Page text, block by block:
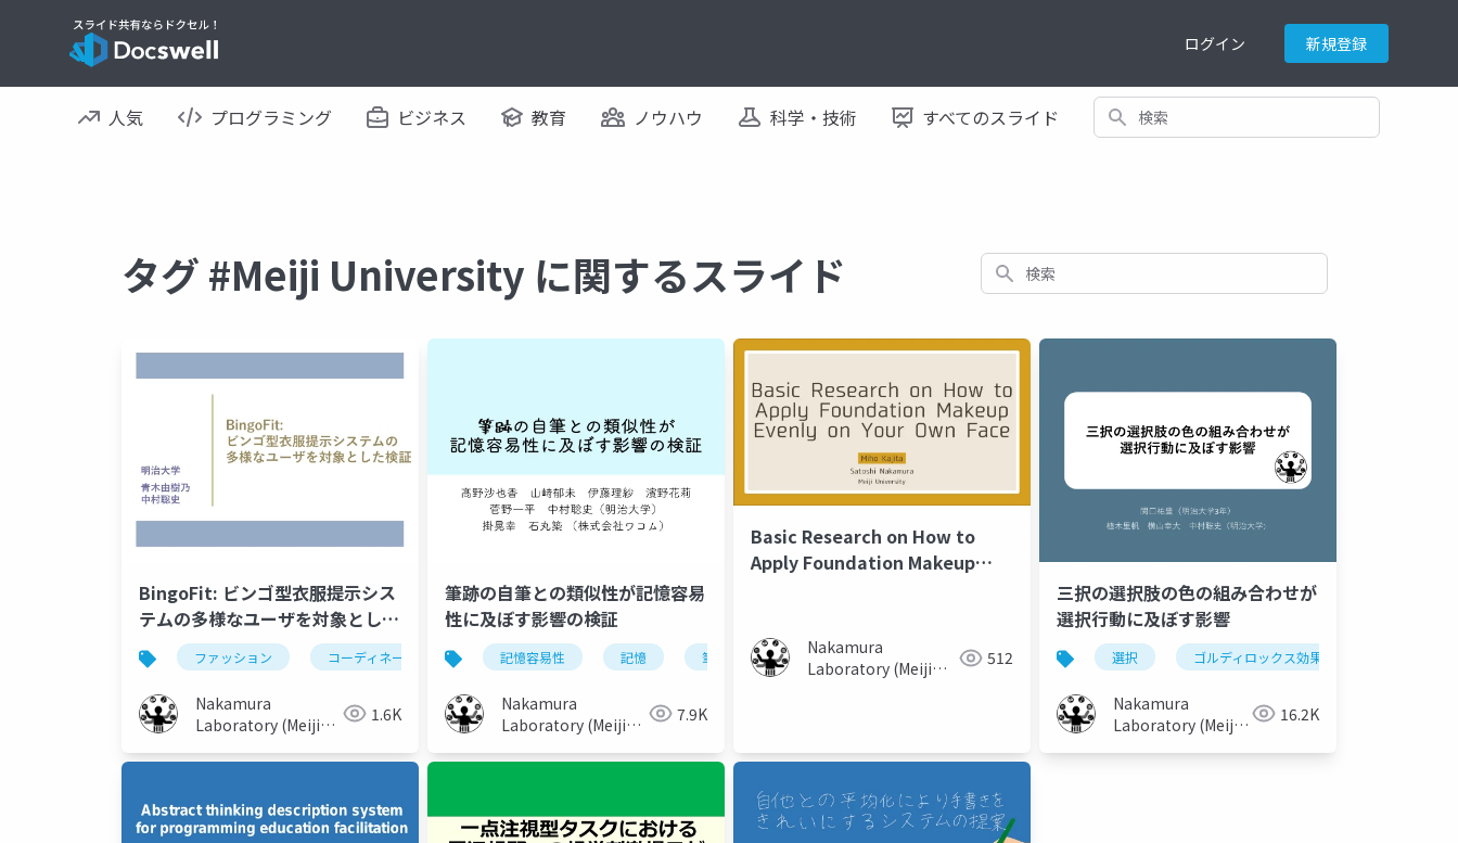
ログイン 新規登録
人気 プログラミング ビジネス 教育 ノウハウ 科学・技術 すべてのスライド 検索
タグ #Meiji University に関するスライド 検索
BingoFit: ビンゴ型衣服提示シス
テムの多様なユーザを対象とした
検証
ファッション コーディネート ビンゴ 衣服 コーディネート支援
Nakamura
Laboratory (Meiji
1.6K
筆跡の自筆との類似性が記憶容易
性に及ぼす影響の検証
記憶容易性 記憶 筆記 自筆文字 類似性 コサイン類似度
Nakamura
Laboratory (Meiji
7.9K
Basic Research on How to
Apply Foundation Makeup
Nakamura
Laboratory (Meiji
512
三択の選択肢の色の組み合わせが
選択行動に及ぼす影響
選択 ゴルディロックス効果
Nakamura
Laboratory (Meiji
16.2K